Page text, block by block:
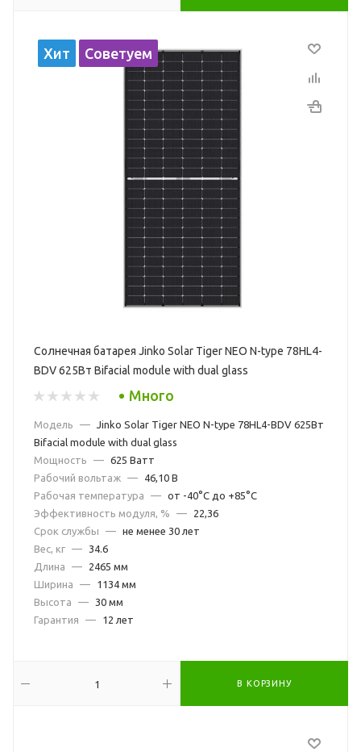
Хит Советуем
Солнечная батарея Jinko Solar Tiger NEO N-type 78HL4-
BDV 625Вт Bifacial module with dual glass
Много
Модель — Jinko Solar Tiger NEO N-type 78HL4-BDV 625Вт
Bifacial module with dual glass
Мощность
— 625 Ватт
Рабочий вольтаж —
46,10 В
Рабочая температура
— от -40°С до +85°С
Эффективность модуля, %
—
22,36
Срок службы
— не менее 30 лет
Вес, кг —
34.6
Длина
—
2465 мм
Ширина
—
1134 мм
Высота
—
30 мм
Гарантия
— 12 лет
В КОРЗИНУ